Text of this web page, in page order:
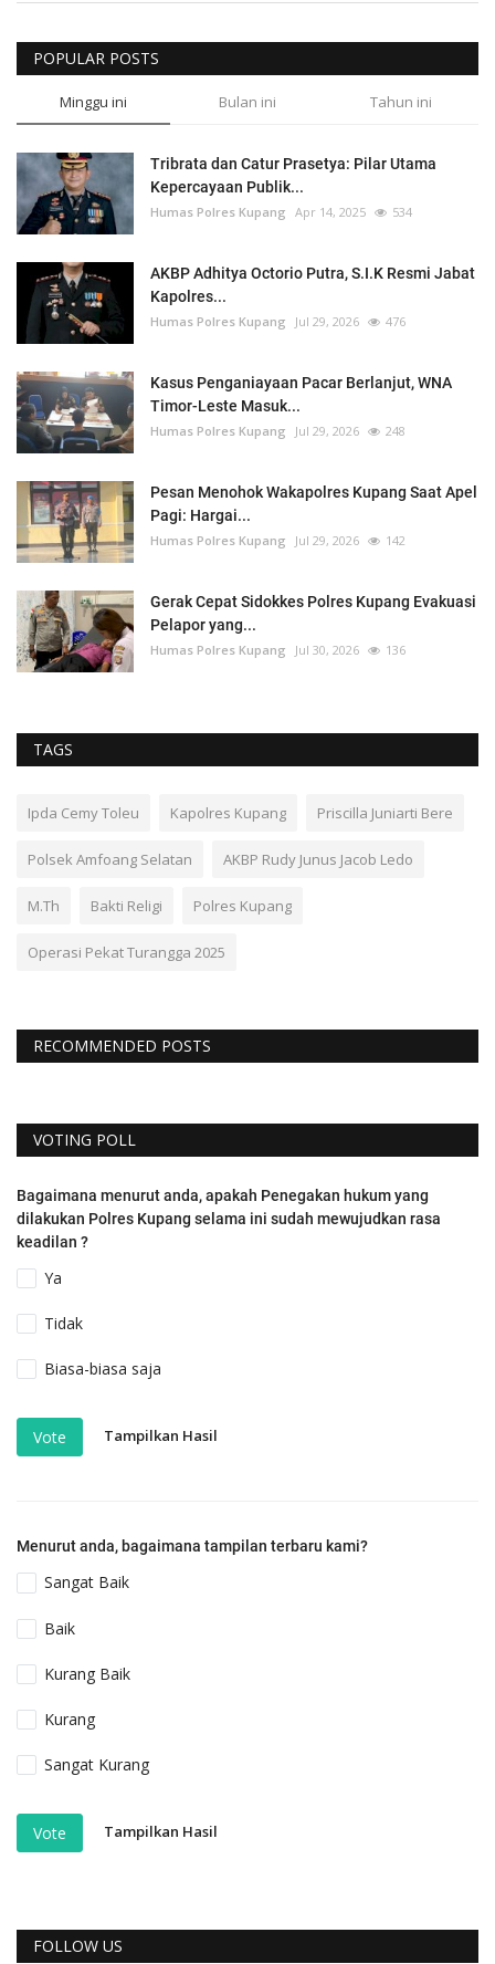
POPULAR POSTS
Minggu ini Bulan ini Tahun ini
Tribrata dan Catur Prasetya: Pilar Utama
Kepercayaan Publik...
Humas Polres Kupang Apr 14, 2025 534
AKBP Adhitya Octorio Putra, S.I.K Resmi Jabat
Kapolres...
Humas Polres Kupang Jul 29, 2026 476
Kasus Penganiayaan Pacar Berlanjut, WNA
Timor-Leste Masuk...
Humas Polres Kupang Jul 29, 2026 248
Pesan Menohok Wakapolres Kupang Saat Apel
Pagi: Hargai...
Humas Polres Kupang Jul 29, 2026 142
Gerak Cepat Sidokkes Polres Kupang Evakuasi
Pelapor yang...
Humas Polres Kupang Jul 30, 2026 136
TAGS
Ipda Cemy Toleu Kapolres Kupang Priscilla Juniarti Bere
Polsek Amfoang Selatan AKBP Rudy Junus Jacob Ledo
M.Th Bakti Religi Polres Kupang
Operasi Pekat Turangga 2025
RECOMMENDED POSTS
VOTING POLL
Bagaimana menurut anda, apakah Penegakan hukum yang
dilakukan Polres Kupang selama ini sudah mewujudkan rasa
keadilan ?
Ya
Tidak
Biasa-biasa saja
Vote Tampilkan Hasil
Menurut anda, bagaimana tampilan terbaru kami?
Sangat Baik
Baik
Kurang Baik
Kurang
Sangat Kurang
Vote Tampilkan Hasil
FOLLOW US